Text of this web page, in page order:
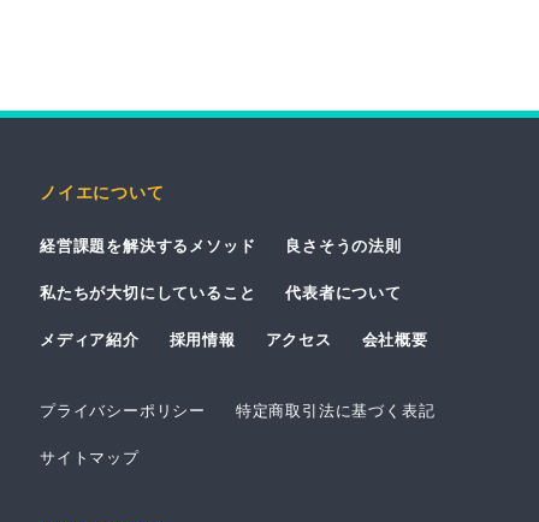
ノイエについて
経営課題を解決するメソッド 良さそうの法則
私たちが大切にしていること 代表者について
メディア紹介 採用情報 アクセス 会社概要
プライバシーポリシー 特定商取引法に基づく表記
サイトマップ